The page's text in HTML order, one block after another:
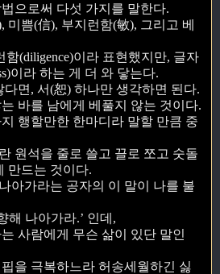
으로써 다섯 가지를 말한다.
미쁨(信), 부지런함(敏), 그리고 베
(diligence)이라 표현했지만, 글자
이라 하는 게 더 와 닿는다.
면, 서(恕) 하나만 생각하면 된다.
바를 남에게 베풀지 않는 것이다.
행할만한 한마디라 말할 만큼 중
원석을 줄로 쓸고 끌로 쪼고 숫돌
만드는 것이다.
아가라는 공자의 이 말이 나를 불
해 나아가라.’ 인데,
사람에게 무슨 삶이 있단 말인
을 극복하느라 허송세월하긴 싫